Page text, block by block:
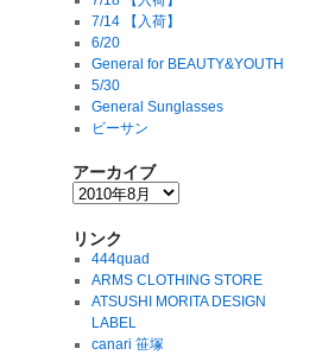
7/14 【入荷】
6/20
General for BEAUTY&YOUTH
5/30
General Sunglasses
ビーサン
アーカイブ
リンク
444quad
ARMS CLOTHING STORE
ATSUSHI MORITA DESIGN
LABEL
canari 笹塚